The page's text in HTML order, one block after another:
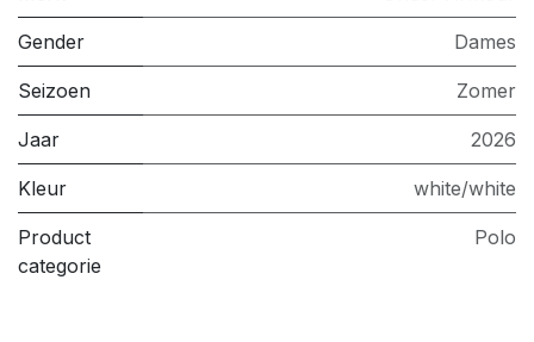
Gender Dames
Seizoen Zomer
Jaar 2026
Kleur white/white
Product
categorie
Polo